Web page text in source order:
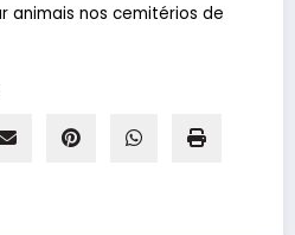
animais nos cemitérios de